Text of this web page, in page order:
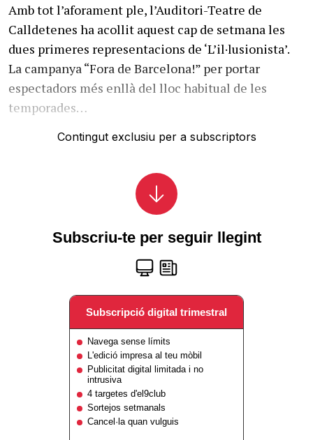
Amb tot l’aforament ple, l’Auditori-Teatre de
Calldetenes ha acollit aquest cap de setmana les
dues primeres representacions de ‘L’il·lusionista’.
La campanya “Fora de Barcelona!” per portar
espectadors més enllà del lloc habitual de les
temporades…
Contingut exclusiu per a subscriptors